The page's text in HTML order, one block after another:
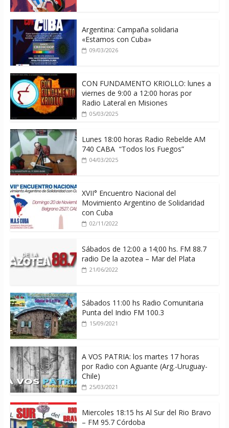
Argentina: Campaña solidaria
«Estamos con Cuba»
09/03/2026
CON FUNDAMENTO KRIOLLO: lunes a
viernes de 9:00 a 12:00 horas por
Radio Lateral en Misiones
05/03/2025
Lunes 18:00 horas Radio Rebelde AM
740 CABA “Todos los Fuegos”
04/03/2025
XVII° Encuentro Nacional del
Movimiento Argentino de Solidaridad
con Cuba
02/11/2022
Sábados de 12:00 a 14;00 hs. FM 88.7
radio De la azotea – Mar del Plata
21/06/2022
Sábados 11:00 hs Radio Comunitaria
Punta del Indio FM 100.3
15/09/2021
A VOS PATRIA: los martes 17 horas
por Radio con Aguante (Arg.-Uruguay-
Chile)
25/03/2021
Miercoles 18:15 hs Al Sur del Rio Bravo
– FM 95.7 Córdoba